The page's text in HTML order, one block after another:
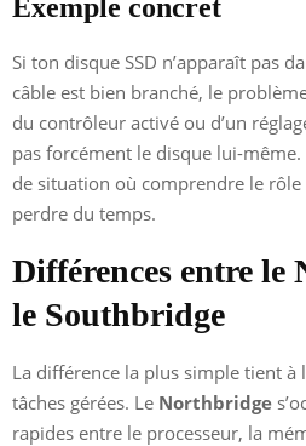
Exemple concret
Si ton disque SSD n’apparaît pas
câble est bien branché, le
du contrôleur activé ou d’un
pas forcément le disque lui-même.
de situation où comprendre le rôle
perdre du temps.
Différences entre le
le Southbridge
La différence la plus simple tient à
tâches gérées. Le Northbridge
rapides entre le processeur, la